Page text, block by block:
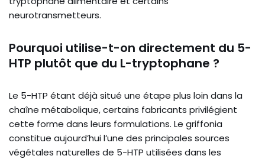
neurotransmetteurs.
Pourquoi utilise-t-on directement du 5-
HTP plutôt que du L-tryptophane ?
Le 5-HTP étant déjà situé une étape plus loin dans la
chaîne métabolique, certains fabricants privilégient
cette forme dans leurs formulations. Le griffonia
constitue aujourd’hui l’une des principales sources
végétales naturelles de 5-HTP utilisées dans les